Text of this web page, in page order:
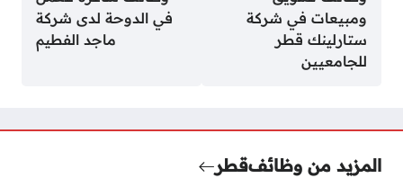
ومبيعات في شركة
ستارلينك قطر
للجامعيين
في الدوحة لدى شركة
ماجد الفطيم
المزيد من وظائفقطر